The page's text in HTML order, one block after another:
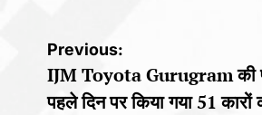
Post
navigation
Previous:
IJM Toyota Gurugram की
पहले दिन पर किया गया 51 कारों